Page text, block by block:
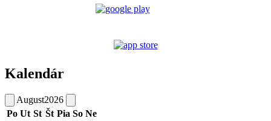
Kalendár
August2026
Po Ut St Št Pia So Ne